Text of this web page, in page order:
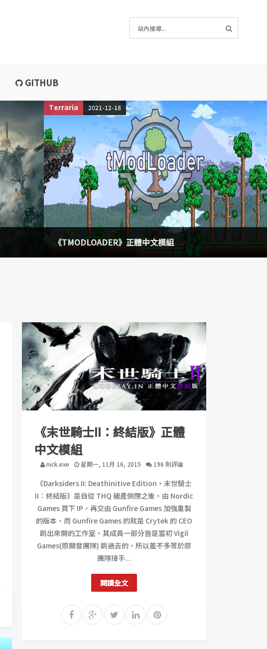
GITHUB
Valheim 2021-03-17
《英靈界》正體中文模組
《末世騎士II：終結版》正體
中文模組
nick.exe 星期一, 11月 16, 2015 196 則評論
《Darksiders II: Deathinitive Edition，末世騎士
II：終結版》是自從 THQ 破產倒閉之後，由 Nordic
Games 買下 IP，再交由 Gunfire Games 加強重製
的版本，而 Gunfire Games 的就是 Crytek 的 CEO
跳出來開的工作室，其成員一部分皆是當初 Vigil
Games(原開發團隊) 跳過去的，所以差不多等於原
團隊接手...
閱讀全文